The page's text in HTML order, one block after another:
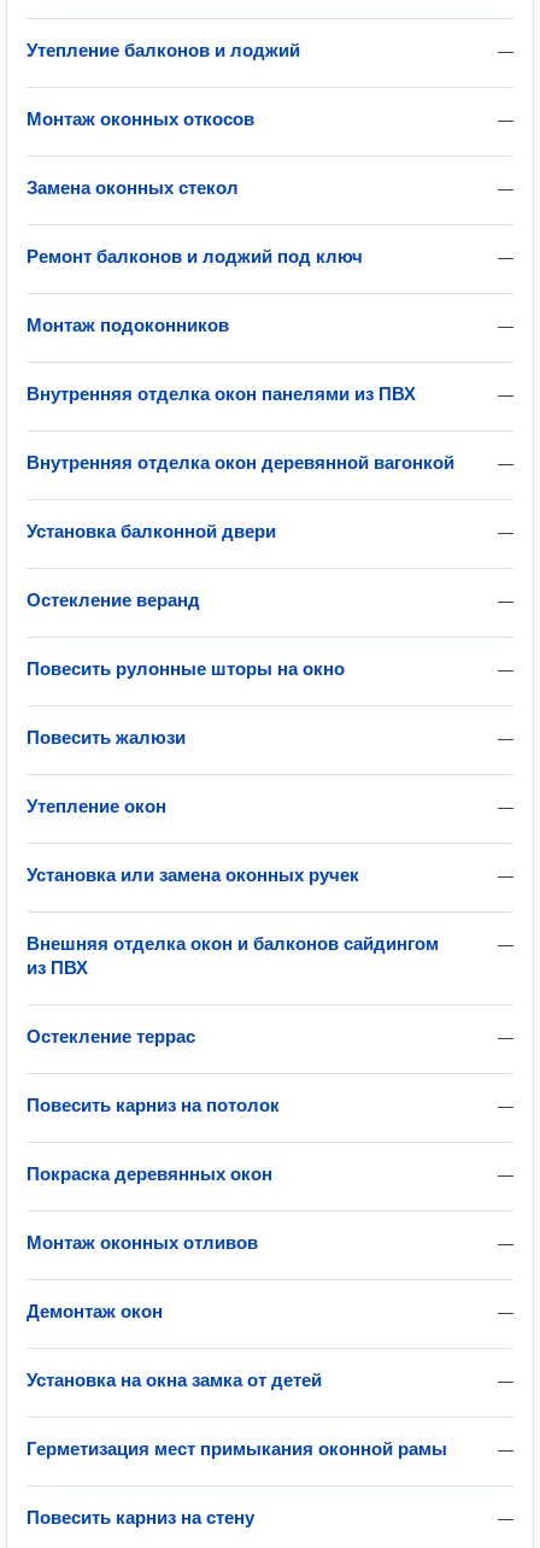
—
Утепление балконов и лоджий
—
Монтаж оконных откосов
—
Замена оконных стекол
—
Ремонт балконов и лоджий под ключ
—
Монтаж подоконников
—
Внутренняя отделка окон панелями из ПВХ
—
Внутренняя отделка окон деревянной вагонкой
—
Установка балконной двери
—
Остекление веранд
—
Повесить рулонные шторы на окно
—
Повесить жалюзи
—
Утепление окон
—
Установка или замена оконных ручек
—
Внешняя отделка окон и балконов сайдингом
из ПВХ
—
Остекление террас
—
Повесить карниз на потолок
—
Покраска деревянных окон
—
Монтаж оконных отливов
—
Демонтаж окон
—
Установка на окна замка от детей
—
Герметизация мест примыкания оконной рамы
—
Повесить карниз на стену